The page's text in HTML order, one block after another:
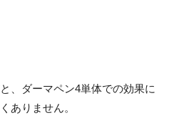
、ダーマペン4単体での効果に
ありません。